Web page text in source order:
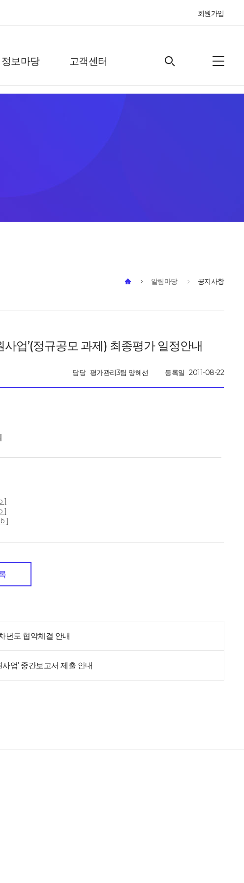
회원가입
정보마당 고객센터
알림마당 공지사항
업’(정규공모 과제) 최종평가 일정안내
담당 평가관리3팀 양혜선 등록일 2011-08-22
]
]
]
년도 협약체결 안내
업’ 중간보고서 제출 안내